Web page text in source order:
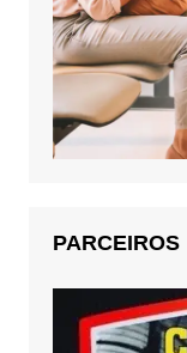
PARCEIROS